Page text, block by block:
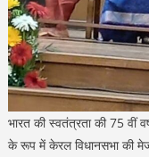
भारत की स्वतंत्रता की 75 वीं
के रूप में केरल विधानसभा की